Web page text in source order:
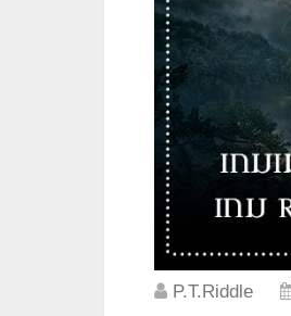
P.T.Riddle